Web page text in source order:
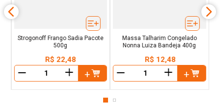
Strogonoff Frango Sadia Pacote
500g
R$ 22,48
＋
Massa Talharim Congelado
Nonna Luiza Bandeja 400g
R$ 12,48
＋